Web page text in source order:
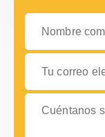
Nombre completo
Tu correo
Cuéntanos